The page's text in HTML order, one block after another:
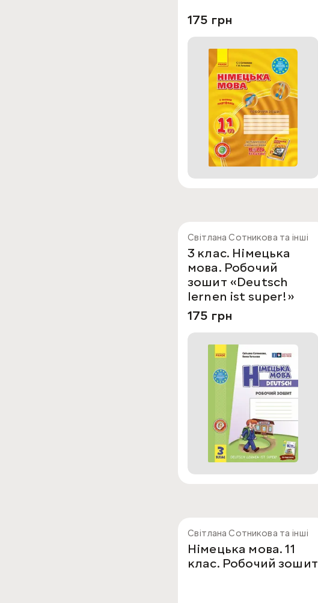
175 грн
Світлана Сотникова та інші
3 клас. Німецька
мова. Робочий
зошит «Deutsch
lernen ist super!»
175 грн
Світлана Сотникова та інші
Німецька мова. 11
клас. Робочий зошит